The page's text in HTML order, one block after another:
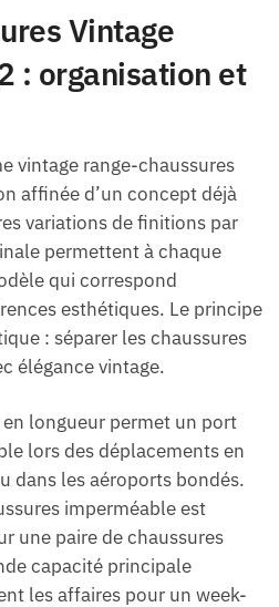
Vintage
: organisation et
vintage range-chaussures
affinée d’un concept déjà
variations de finitions par
permettent à chaque
qui correspond
esthétiques. Le principe
: séparer les chaussures
élégance vintage.
longueur permet un port
lors des déplacements en
dans les aéroports bondés.
imperméable est
une paire de chaussures
capacité principale
les affaires pour un week-